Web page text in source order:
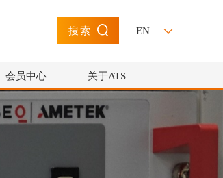
搜索 EN
会员中心 关于ATS